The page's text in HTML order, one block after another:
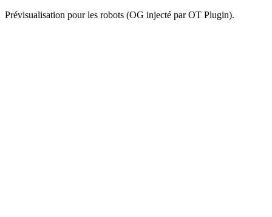
Prévisualisation pour les robots (OG injecté par OT Plugin).